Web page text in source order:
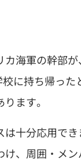
海軍の幹部
に持ち帰っ
ます。
十分応用で
、周囲・メ